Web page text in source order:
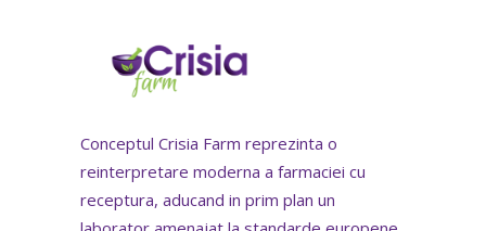
Conceptul Crisia Farm reprezinta o
reinterpretare moderna a farmaciei cu
receptura, aducand in prim plan un